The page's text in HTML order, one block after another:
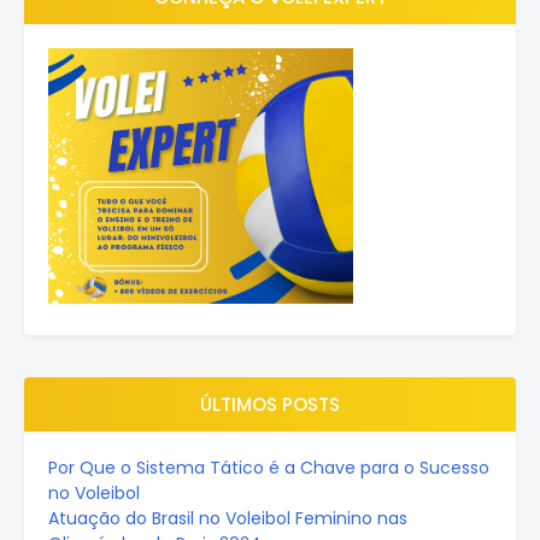
ÚLTIMOS POSTS
Por Que o Sistema Tático é a Chave para o Sucesso
no Voleibol
Atuação do Brasil no Voleibol Feminino nas